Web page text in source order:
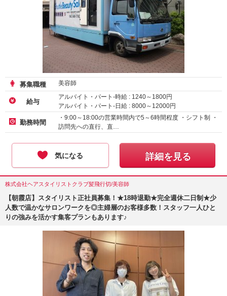
募集職種 美容師
給与
アルバイト・パート-時給 : 1240～ 1800円
アルバイト・パート-日給 : 8000～ 12000円
勤務時間
・9:00～18:00の営業時間内で5～6時間程度 ・シフト制 ・
訪問先への直行、直…
気になる 詳細を見る
株式会社ヘアスタイリストクラブ髪飛行切/美容師
【朝霞店】スタイリスト正社員募集！★18時退勤★完全週休二日制★少
人数で温かなサロンワークを◎主婦層のお客様多数！スタッフ一人ひと
りの強みを活かす集客プランもあります♪